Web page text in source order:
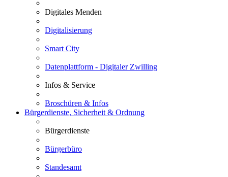
Digitales Menden
Digitalisierung
Smart City
Datenplattform - Digitaler Zwilling
Infos & Service
Broschüren & Infos
Bürgerdienste, Sicherheit & Ordnung
Bürgerdienste
Bürgerbüro
Standesamt